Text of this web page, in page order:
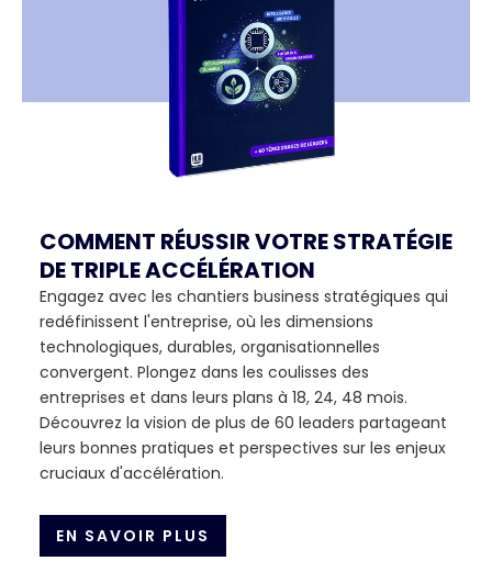
COMMENT RÉUSSIR VOTRE STRATÉGIE
DE TRIPLE ACCÉLÉRATION
Engagez avec les chantiers business stratégiques qui
redéfinissent l'entreprise, où les dimensions
technologiques, durables, organisationnelles
convergent. Plongez dans les coulisses des
entreprises et dans leurs plans à 18, 24, 48 mois.
Découvrez la vision de plus de 60 leaders partageant
leurs bonnes pratiques et perspectives sur les enjeux
cruciaux d'accélération.
EN SAVOIR PLUS